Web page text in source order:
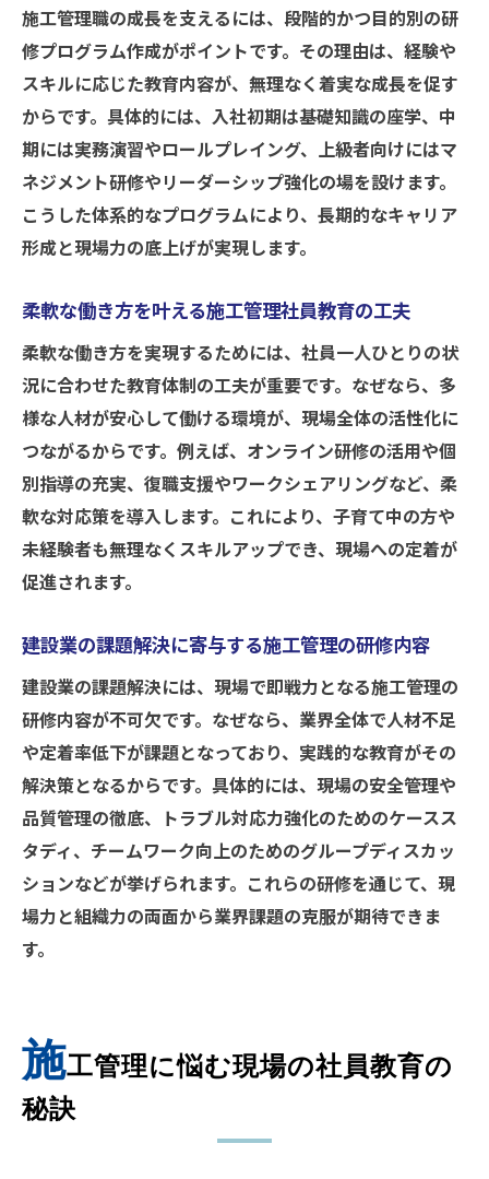
施工管理職の成長を支えるには、段階的かつ目的別の研
修プログラム作成がポイントです。その理由は、経験や
スキルに応じた教育内容が、無理なく着実な成長を促す
からです。具体的には、入社初期は基礎知識の座学、中
期には実務演習やロールプレイング、上級者向けにはマ
ネジメント研修やリーダーシップ強化の場を設けます。
こうした体系的なプログラムにより、長期的なキャリア
形成と現場力の底上げが実現します。
柔軟な働き方を叶える施工管理社員教育の工夫
柔軟な働き方を実現するためには、社員一人ひとりの状
況に合わせた教育体制の工夫が重要です。なぜなら、多
様な人材が安心して働ける環境が、現場全体の活性化に
つながるからです。例えば、オンライン研修の活用や個
別指導の充実、復職支援やワークシェアリングなど、柔
軟な対応策を導入します。これにより、子育て中の方や
未経験者も無理なくスキルアップでき、現場への定着が
促進されます。
建設業の課題解決に寄与する施工管理の研修内容
建設業の課題解決には、現場で即戦力となる施工管理の
研修内容が不可欠です。なぜなら、業界全体で人材不足
や定着率低下が課題となっており、実践的な教育がその
解決策となるからです。具体的には、現場の安全管理や
品質管理の徹底、トラブル対応力強化のためのケースス
タディ、チームワーク向上のためのグループディスカッ
ションなどが挙げられます。これらの研修を通じて、現
場力と組織力の両面から業界課題の克服が期待できま
す。
施工管理に悩む現場の社員教育の
秘訣